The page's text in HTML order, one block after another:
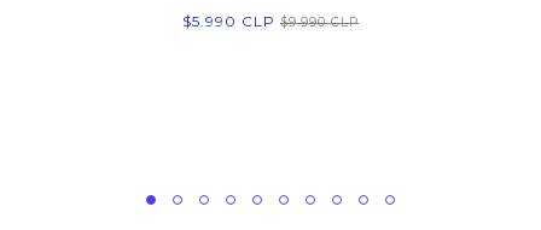
$5.990 CLP $9.990 CLP